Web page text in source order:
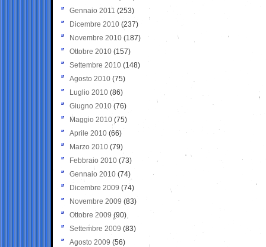
Gennaio 2011 (253)
Dicembre 2010 (237)
Novembre 2010 (187)
Ottobre 2010 (157)
Settembre 2010 (148)
Agosto 2010 (75)
Luglio 2010 (86)
Giugno 2010 (76)
Maggio 2010 (75)
Aprile 2010 (66)
Marzo 2010 (79)
Febbraio 2010 (73)
Gennaio 2010 (74)
Dicembre 2009 (74)
Novembre 2009 (83)
Ottobre 2009 (90)
Settembre 2009 (83)
Agosto 2009 (56)